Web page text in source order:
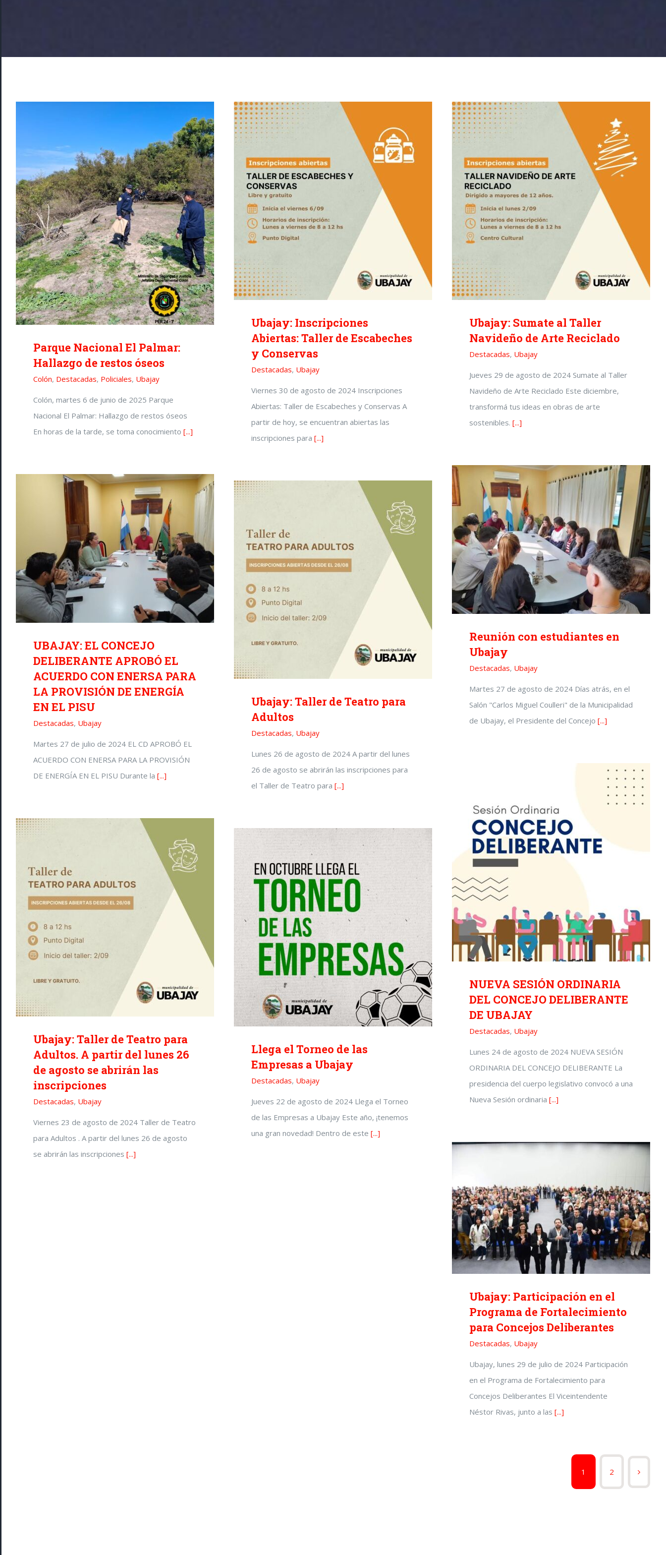
Parque Nacional El Palmar:
Hallazgo de restos óseos
Colón, Destacadas, Policiales, Ubajay
Colón, martes 6 de junio de 2025 Parque
Nacional El Palmar: Hallazgo de restos óseos
En horas de la tarde, se toma conocimiento [...]
Ubajay: Inscripciones
Abiertas: Taller de Escabeches
y Conservas
Destacadas, Ubajay
Viernes 30 de agosto de 2024 Inscripciones
Abiertas: Taller de Escabeches y Conservas A
partir de hoy, se encuentran abiertas las
inscripciones para [...]
Ubajay: Sumate al Taller
Navideño de Arte Reciclado
Destacadas, Ubajay
Jueves 29 de agosto de 2024 Sumate al Taller
Navideño de Arte Reciclado Este diciembre,
transformá tus ideas en obras de arte
sostenibles. [...]
Reunión con estudiantes en
Ubajay
Destacadas, Ubajay
Martes 27 de agosto de 2024 Días atrás, en el
Salón "Carlos Miguel Coulleri" de la Municipalidad
de Ubajay, el Presidente del Concejo [...]
UBAJAY: EL CONCEJO
DELIBERANTE APROBÓ EL
ACUERDO CON ENERSA PARA
LA PROVISIÓN DE ENERGÍA
EN EL PISU
Destacadas, Ubajay
Martes 27 de julio de 2024 EL CD APROBÓ EL
ACUERDO CON ENERSA PARA LA PROVISIÓN
DE ENERGÍA EN EL PISU Durante la [...]
Ubajay: Taller de Teatro para
Adultos
Destacadas, Ubajay
Lunes 26 de agosto de 2024 A partir del lunes
26 de agosto se abrirán las inscripciones para
el Taller de Teatro para [...]
NUEVA SESIÓN ORDINARIA
DEL CONCEJO DELIBERANTE
DE UBAJAY
Destacadas, Ubajay
Lunes 24 de agosto de 2024 NUEVA SESIÓN
ORDINARIA DEL CONCEJO DELIBERANTE La
presidencia del cuerpo legislativo convocó a una
Nueva Sesión ordinaria [...]
Ubajay: Taller de Teatro para
Adultos. A partir del lunes 26
de agosto se abrirán las
inscripciones
Destacadas, Ubajay
Viernes 23 de agosto de 2024 Taller de Teatro
para Adultos . A partir del lunes 26 de agosto
se abrirán las inscripciones [...]
Llega el Torneo de las
Empresas a Ubajay
Destacadas, Ubajay
Jueves 22 de agosto de 2024 Llega el Torneo
de las Empresas a Ubajay Este año, ¡tenemos
una gran novedad! Dentro de este [...]
Ubajay: Participación en el
Programa de Fortalecimiento
para Concejos Deliberantes
Destacadas, Ubajay
Ubajay, lunes 29 de julio de 2024 Participación
en el Programa de Fortalecimiento para
Concejos Deliberantes El Viceintendente
Néstor Rivas, junto a las [...]
1 2